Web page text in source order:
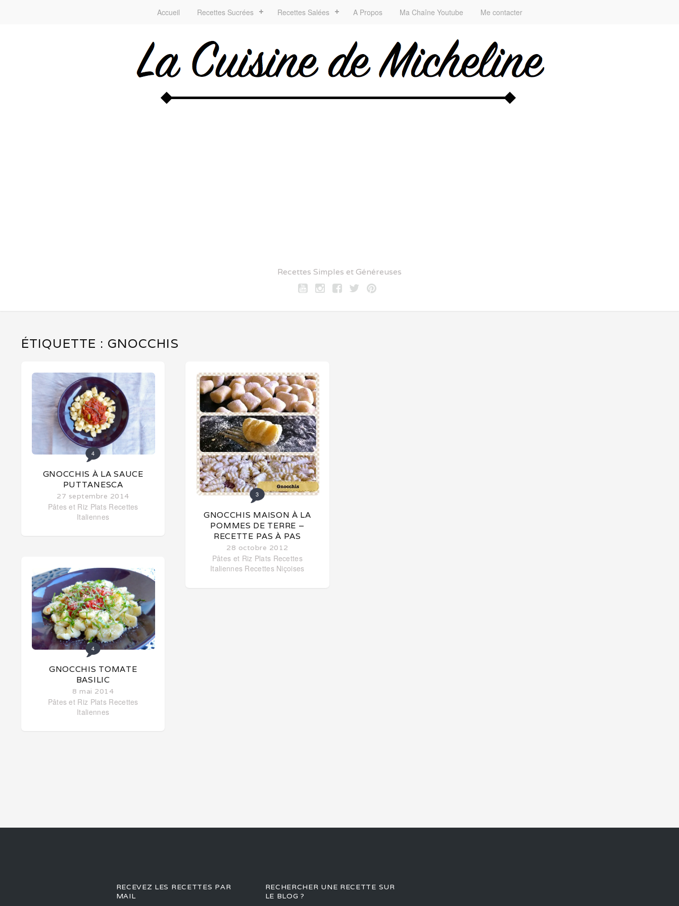
Accueil Recettes Sucrées Recettes Salées A Propos Ma Chaîne Youtube Me contacter
Recettes Simples et Généreuses
ÉTIQUETTE : GNOCCHIS
4
GNOCCHIS À LA SAUCE
PUTTANESCA
27 septembre 2014
Pâtes et Riz Plats Recettes
Italiennes
4
GNOCCHIS TOMATE
BASILIC
8 mai 2014
Pâtes et Riz Plats Recettes
Italiennes
3
GNOCCHIS MAISON À LA
POMMES DE TERRE –
RECETTE PAS À PAS
28 octobre 2012
Pâtes et Riz Plats Recettes
Italiennes Recettes Niçoises
RECEVEZ LES RECETTES PAR
MAIL
RECHERCHER UNE RECETTE SUR
LE BLOG ?